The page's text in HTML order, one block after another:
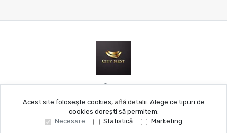
©2026
Site creat în
Acest site folosește cookies, află detalii. Alege ce tipuri de
cookies dorești să permitem:
Necesare
Statistică Marketing